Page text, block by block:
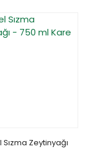
Zeytinyağı